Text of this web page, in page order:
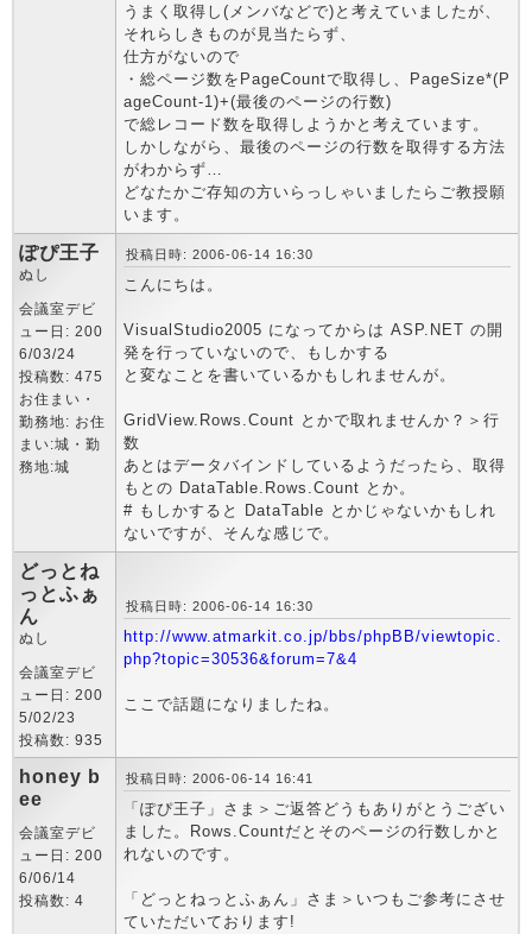
うまく取得し(メンバなどで)と考えていましたが、
それらしきものが見当たらず、
仕方がないので
・総ページ数をPageCountで取得し、PageSize*(P
ageCount-1)+(最後のページの行数)
で総レコード数を取得しようかと考えています。
しかしながら、最後のページの行数を取得する方法
がわからず…
どなたかご存知の方いらっしゃいましたらご教授願
います。
ぽぴ王子
ぬし
会議室デビ
ュー日: 200
6/03/24
投稿数: 475
お住まい・
勤務地: お住
まい:城・勤
務地:城
投稿日時: 2006-06-14 16:30
こんにちは。
VisualStudio2005 になってからは ASP.NET の開
発を行っていないので、もしかする
と変なことを書いているかもしれませんが。
GridView.Rows.Count とかで取れませんか？＞行
数
あとはデータバインドしているようだったら、取得
もとの DataTable.Rows.Count とか。
# もしかすると DataTable とかじゃないかもしれ
ないですが、そんな感じで。
どっとね
っとふぁ
ん
ぬし
会議室デビ
ュー日: 200
5/02/23
投稿数: 935
投稿日時: 2006-06-14 16:30
http://www.atmarkit.co.jp/bbs/phpBB/viewtopic.
php?topic=30536&forum=7&4
ここで話題になりましたね。
honey b
ee
会議室デビ
ュー日: 200
6/06/14
投稿数: 4
投稿日時: 2006-06-14 16:41
「ぽぴ王子」さま＞ご返答どうもありがとうござい
ました。Rows.Countだとそのページの行数しかと
れないのです。
「どっとねっとふぁん」さま＞いつもご参考にさせ
ていただいております!